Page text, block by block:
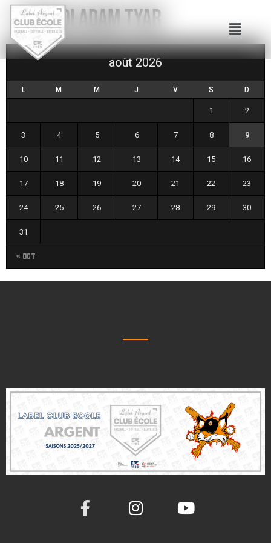
TOURNOI ADAM TYAR
août 2026
L M M J V S D
« Oct
1 2
3 4 5 6 7 8 9
10 11 12 13 14 15 16
17 18 19 20 21 22 23
24 25 26 27 28 29 30
31